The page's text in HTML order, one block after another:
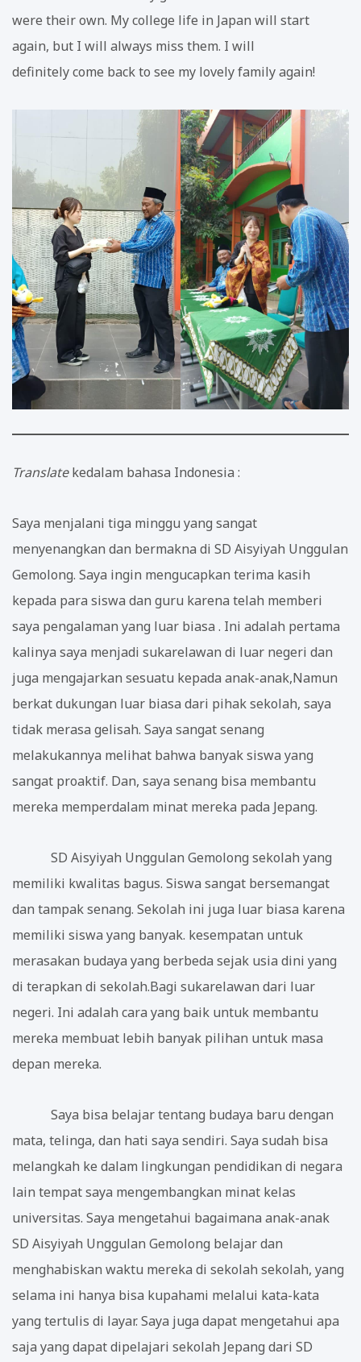
were their own. My college life in Japan will start
again, but I will always miss them. I will
definitely come back to see my lovely family again!
Translatekedalam bahasa Indonesia :
Saya menjalani tiga minggu yang sangat
menyenangkan dan bermakna di SD Aisyiyah Unggulan
Gemolong. Saya ingin mengucapkan terima kasih
kepada para siswa dan guru karena telah memberi
saya pengalaman yang luar biasa . Ini adalah pertama
kalinya saya menjadi sukarelawan di luar negeri dan
juga mengajarkan sesuatu kepada anak-anak,Namun
berkat dukungan luar biasa dari pihak sekolah, saya
tidak merasa gelisah. Saya sangat senang
melakukannya melihat bahwa banyak siswa yang
sangat proaktif. Dan, saya senang bisa membantu
mereka memperdalam minat mereka pada Jepang.
SD Aisyiyah Unggulan Gemolong sekolah yang
memiliki kwalitas bagus. Siswa sangat bersemangat
dan tampak senang. Sekolah ini juga luar biasa karena
memiliki siswa yang banyak. kesempatan untuk
merasakan budaya yang berbeda sejak usia dini yang
di terapkan di sekolah.Bagi sukarelawan dari luar
negeri. Ini adalah cara yang baik untuk membantu
mereka membuat lebih banyak pilihan untuk masa
depan mereka.
Saya bisa belajar tentang budaya baru dengan
mata, telinga, dan hati saya sendiri. Saya sudah bisa
melangkah ke dalam lingkungan pendidikan di negara
lain tempat saya mengembangkan minat kelas
universitas. Saya mengetahui bagaimana anak-anak
SD Aisyiyah Unggulan Gemolong belajar dan
menghabiskan waktu mereka di sekolah sekolah, yang
selama ini hanya bisa kupahami melalui kata-kata
yang tertulis di layar. Saya juga dapat mengetahui apa
saja yang dapat dipelajari sekolah Jepang dari SD